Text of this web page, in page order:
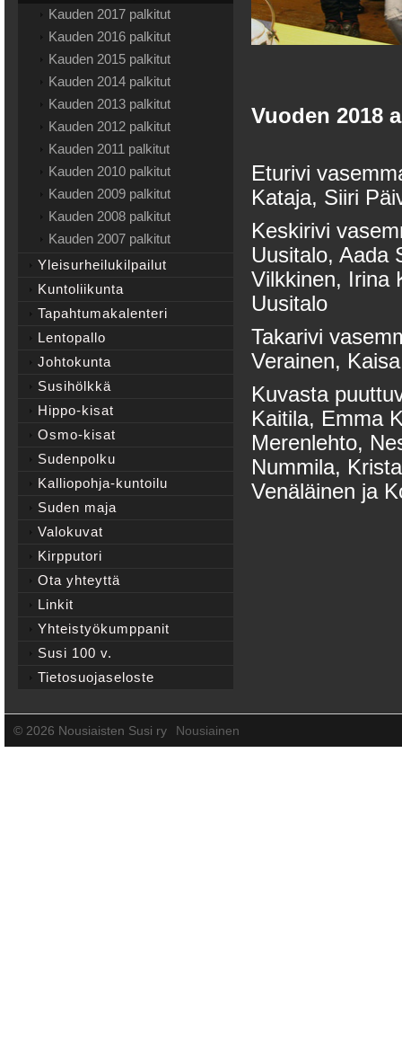
Vuoden 2018
Eturivi
Kataja, Siiri
Keskirivi
Uusitalo, Aada
Vilkkinen, Irina
Uusitalo
Takarivi
Verainen,
Kuvasta
Kaitila, Emma
Merenlehto,
Nummila,
Venäläinen ja
Kauden 2017 palkitut
Kauden 2016 palkitut
Kauden 2015 palkitut
Kauden 2014 palkitut
Kauden 2013 palkitut
Kauden 2012 palkitut
Kauden 2011 palkitut
Kauden 2010 palkitut
Kauden 2009 palkitut
Kauden 2008 palkitut
Kauden 2007 palkitut
Yleisurheilukilpailut
Kuntoliikunta
Tapahtumakalenteri
Lentopallo
Johtokunta
Susihölkkä
Hippo-kisat
Osmo-kisat
Sudenpolku
Kalliopohja-kuntoilu
Suden maja
Valokuvat
Kirpputori
Ota yhteyttä
Linkit
Yhteistyökumppanit
Susi 100 v.
Tietosuojaseloste
© 2026 Nousiaisten Susi ry Nousiainen